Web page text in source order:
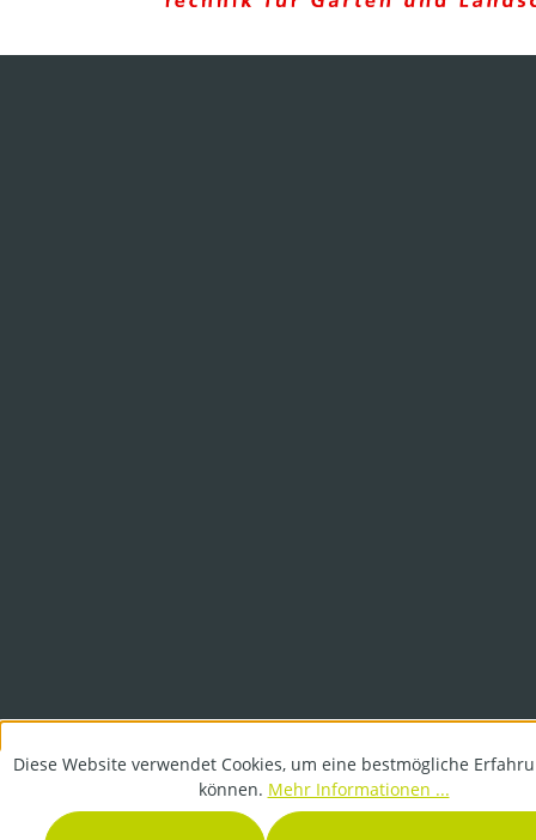
Diese Website verwendet Cookies, um eine bestmögliche
können. Mehr Informationen ...